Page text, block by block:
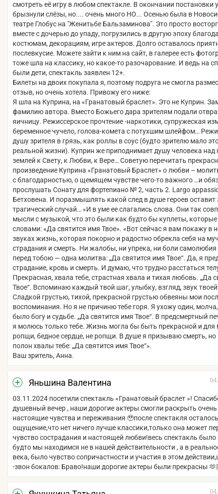
смотреть её игру в любом спектакле. В окончании постановки
брызнули слёзы, но.... очень много НО... Осенью была в
театре Глобус на "Женитьбе Бальзаминова". Это просто
вместе с дочерью до упаду, погрузились в другую эпоху
костюмам, декорациям, игре актеров. Долго оставалось
послевкусие. Можете зайти к ним на сайт, в галерее есть
тоже шла на классику, но какое-то разочарование. И ведь на
были дети, спектакль заявлен 12+.
Билеты на двоих покупала я, поэтому подруга не смогла
отзыв, но очень хотела. Привожу его ниже:
Я шла на Куприна, на «Гранатовый браслет». Это не Куприн.
фамилию автора. Вместо Божьего дара зрителям подали
яичницу. Режиссерское прочтение -наркотики, супружеская
беременное чучело, голова-комета с потухшим шлейфом…
душу зрителя в грязь, как роллы в соус (будто зрителю мало
реальной жизни). Куприн же приподнимает душу человека над
землей к Свету, к Любви, к Вере… Советую перечитать
произведение Куприна «Гранатовый Браслет» о любви –
с благодарностью, о щемящем чувстве чего-то важного …и
прослушать Сонату для фортепиано № 2, часть 2. Largo
Бетховена. И поразмышлять какой след в душе героев оставит
трагический случай… «И в уме ее слагались слова. Они так
мысли с музыкой, что это были как будто бы куплеты,
словами: «Да святится имя Твое». «Вот сейчас я вам покажу в
звуках жизнь, которая покорно и радостно обрекла себя на
страдания и смерть. Ни жалобы, ни упрека, ни боли самолюбия
перед тобою — одна молитва: „Да святится имя Твое“. Да, я
страдание, кровь и смерть. И думаю, что трудно расстаться
Прекрасная, хвала тебе, страстная хвала и тихая любовь. „Да
Твое“. Вспоминаю каждый твой шаг, улыбку, взгляд, звук
Сладкой грустью, тихой, прекрасной грустью обвеяны мои
воспоминания. Но я не причиню тебе горя. Я ухожу один,
было богу и судьбе. „Да святится имя Твое“. В предсмертный
я молюсь только тебе. Жизнь могла бы быть прекрасной и для
ропщи, бедное сердце, не ропщи. В душе я призываю смерть, но
полон хвалы тебе: „Да святится имя Твое“».
Ваш зритель, Анна.
Яньшина Валентина
03.11.2024 посетили спектакль «Гранатовый браслет »!
душевный вечер , наши дорогие актеры смогли раскрыть очень
настоящие чувства и переживания 🥹после спектакля осталось
ощущение,что нет ничего лучше классики,только она может
чувство сострадания и настоящей любви!весь спектакль
будто мы находимся не в нашей действительности , а в
века, было чувство сопричастности и участия в этом
-звон бокалов: Браво!наши дорогие актеры были прекрасны